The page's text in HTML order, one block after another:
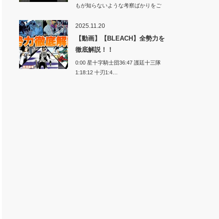
もが知らないような考察ばかりをご
2025.11.20
【動画】【BLEACH】全勢力を
徹底解説！！
0:00 星十字騎士団36:47 護廷十三隊
1:18:12 十刃1:4…